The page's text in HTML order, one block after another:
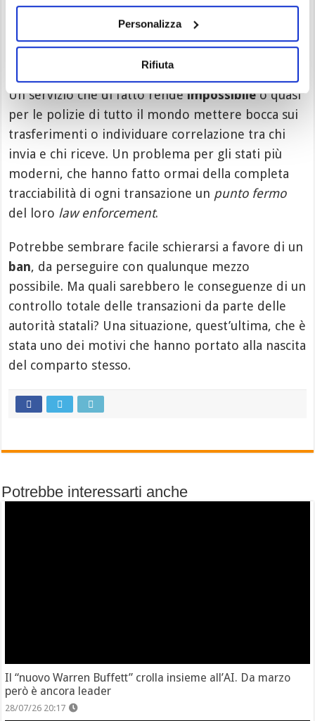
Personalizza
Rifiuta
wallet, senza che sia così
possibile associare beneficiario e mittente del
Un servizio che di fatto rendeimpossibileo quasi
per le polizie di tutto il mondo mettere bocca sui
trasferimenti o individuare correlazione tra chi
invia e chi riceve. Un problema per gli stati più
moderni, che hanno fatto ormai della completa
tracciabilità di ogni transazione un punto fermo
del loro law enforcement.
Potrebbe sembrare facile schierarsi a favore di un
ban, da perseguire con qualunque mezzo
possibile. Ma quali sarebbero le conseguenze di un
controllo totale delle transazioni da parte delle
autorità statali? Una situazione, quest’ultima, che è
stata uno dei motivi che hanno portato alla nascita
del comparto stesso.
Potrebbe interessarti anche
Il “nuovo Warren Buffett” crolla insieme all’AI. Da marzo
però è ancora leader
28/07/26 20:17